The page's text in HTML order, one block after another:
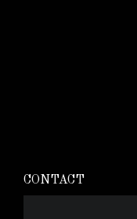
CONTACT